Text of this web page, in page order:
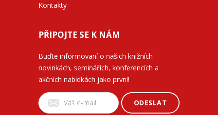
Kontakty
PŘIPOJTE SE K NÁM
Buďte informovaní o našich knižních
novinkách, seminářích, konferencích a
akčních nabídkách jako první!
ODESLAT